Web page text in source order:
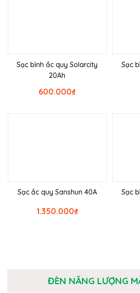
Sạc bình ắc quy Solarcity
20Ah
₫
600.000
Sạc
Sạc ắc quy Sanshun 40A
₫
1.350.000
Sạc
ĐÈN NĂNG LƯỢNG